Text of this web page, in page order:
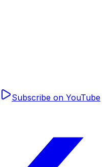
Subscribe on YouTube